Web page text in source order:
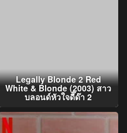
Legally Blonde 2 Red
White & Blonde (2003) สาว
บลอนด์หัวใจดี๊ด๊า 2